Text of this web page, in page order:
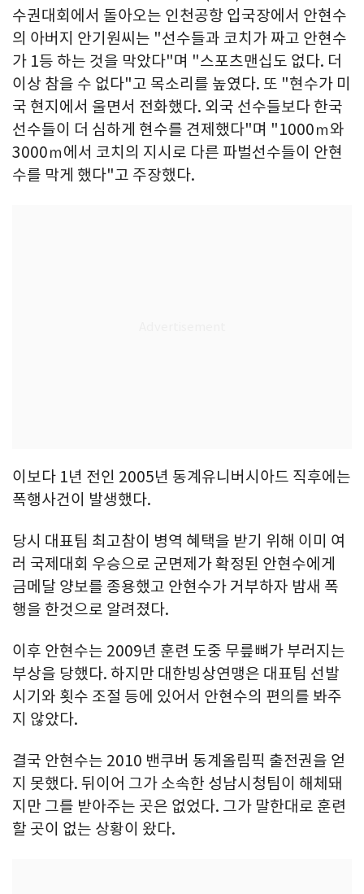
수권대회에서 돌아오는 인천공항 입국장에서 안현수
의 아버지 안기원씨는 "선수들과 코치가 짜고 안현수
가 1등 하는 것을 막았다"며 "스포츠맨십도 없다. 더
이상 참을 수 없다"고 목소리를 높였다. 또 "현수가 미
국 현지에서 울면서 전화했다. 외국 선수들보다 한국
선수들이 더 심하게 현수를 견제했다"며 "1000ｍ와
3000ｍ에서 코치의 지시로 다른 파벌선수들이 안현
수를 막게 했다"고 주장했다.
이보다 1년 전인 2005년 동계유니버시아드 직후에는
폭행사건이 발생했다.
당시 대표팀 최고참이 병역 혜택을 받기 위해 이미 여
러 국제대회 우승으로 군면제가 확정된 안현수에게
금메달 양보를 종용했고 안현수가 거부하자 밤새 폭
행을 한것으로 알려졌다.
이후 안현수는 2009년 훈련 도중 무릎뼈가 부러지는
부상을 당했다. 하지만 대한빙상연맹은 대표팀 선발
시기와 횟수 조절 등에 있어서 안현수의 편의를 봐주
지 않았다.
결국 안현수는 2010 밴쿠버 동계올림픽 출전권을 얻
지 못했다. 뒤이어 그가 소속한 성남시청팀이 해체돼
지만 그를 받아주는 곳은 없었다. 그가 말한대로 훈련
할 곳이 없는 상황이 왔다.